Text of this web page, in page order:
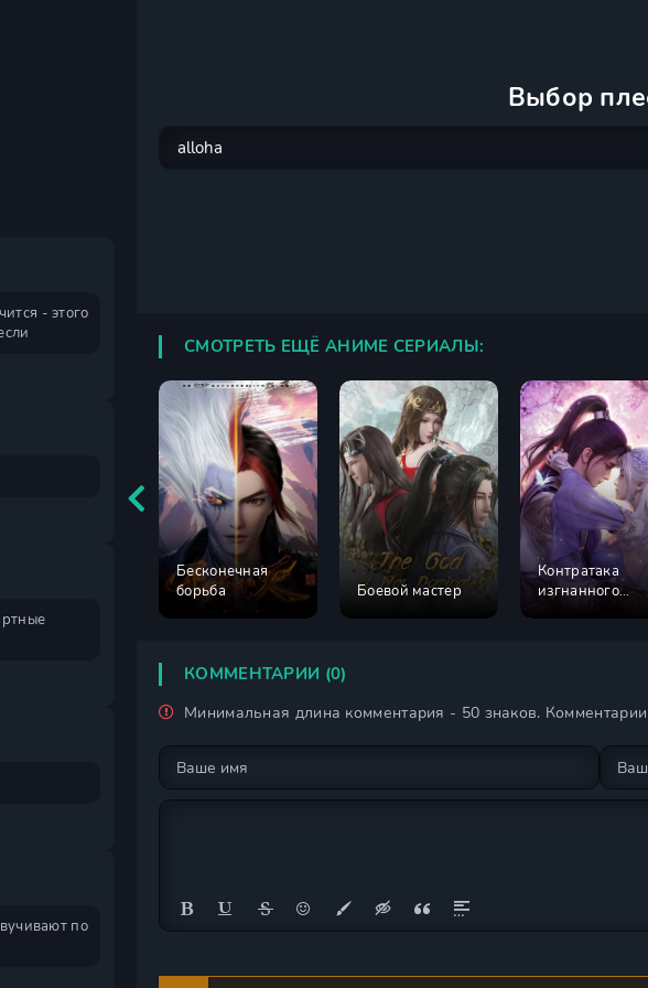
Выбор
СМОТРЕТЬ ЕЩЁ АНИМЕ СЕРИАЛЫ:
Бесконечная
борьба
Боевой мастер
Контратака
изгнанного
КОММЕНТАРИИ (0)
Минимальная длина комментария - 50 знаков.
- этого
по